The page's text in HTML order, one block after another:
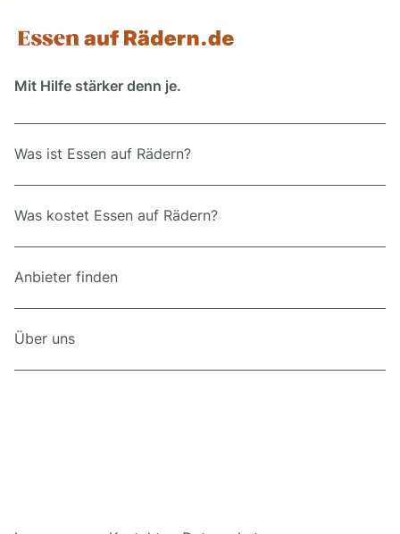
Mit Hilfe stärker denn je.
Was ist Essen auf Rädern?
Was kostet Essen auf Rädern?
Anbieter finden
Über uns